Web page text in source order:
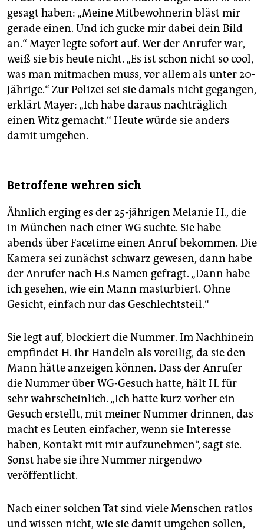
gesagt haben: „Meine Mitbewohnerin bläst mir
gerade einen. Und ich gucke mir dabei dein Bild
an.“ Mayer legte sofort auf. Wer der Anrufer war,
weiß sie bis heute nicht. „Es ist schon nicht so cool,
was man mitmachen muss, vor allem als unter 20-
Jährige.“ Zur Polizei sei sie damals nicht gegangen,
erklärt Mayer: „Ich habe daraus nachträglich
einen Witz gemacht.“ Heute würde sie anders
damit umgehen.
Betroffene wehren sich
Ähnlich erging es der 25-jährigen Melanie H., die
in München nach einer WG suchte. Sie habe
abends über Facetime einen Anruf bekommen. Die
Kamera sei zunächst schwarz gewesen, dann habe
der Anrufer nach H.s Namen gefragt. „Dann habe
ich gesehen, wie ein Mann masturbiert. Ohne
Gesicht, einfach nur das Geschlechtsteil.“
Sie legt auf, blockiert die Nummer. Im Nachhinein
empfindet H. ihr Handeln als voreilig, da sie den
Mann hätte anzeigen können. Dass der Anrufer
die Nummer über WG-Gesuch hatte, hält H. für
sehr wahrscheinlich. „Ich hatte kurz vorher ein
Gesuch erstellt, mit meiner Nummer drinnen, das
macht es Leuten einfacher, wenn sie Interesse
haben, Kontakt mit mir aufzunehmen“, sagt sie.
Sonst habe sie ihre Nummer nirgendwo
veröffentlicht.
Nach einer solchen Tat sind viele Menschen ratlos
und ­wissen nicht, wie sie damit umgehen sollen,